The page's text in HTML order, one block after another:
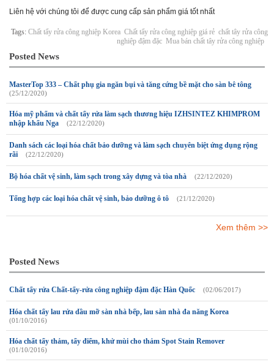
Liên hệ với chúng tôi để được cung cấp sản phẩm giá tốt nhất
Tags: Chất tẩy rửa công nghiệp Korea Chất tẩy rửa công nghiệp giá rẻ chất tây rửa công
nghiệp đậm đặc Mua bán chất tây rửa công nghiệp
Posted News
MasterTop 333 – Chất phụ gia ngăn bụi và tăng cứng bề mặt cho sàn bê tông
(25/12/2020)
Hóa mỹ phẩm và chất tẩy rửa làm sạch thương hiệu IZHSINTEZ KHIMPROM
nhập khẩu Nga
(22/12/2020)
Danh sách các loại hóa chất bảo dưỡng và làm sạch chuyên biệt ứng dụng rộng
rãi
(22/12/2020)
Bộ hóa chất vệ sinh, làm sạch trong xây dựng và tòa nhà (22/12/2020)
Tổng hợp các loại hóa chất vệ sinh, bảo dưỡng ô tô (21/12/2020)
Xem thêm >>
Posted News
Chất tẩy rửa Chất-tẩy-rửa công nghiệp đậm đặc Hàn Quốc (02/06/2017)
Hóa chất tẩy lau rửa dầu mỡ sàn nhà bếp, lau sàn nhà đa năng Korea
(01/10/2016)
Hóa chất tẩy thảm, tẩy điểm, khử mùi cho thảm Spot Stain Remover
(01/10/2016)